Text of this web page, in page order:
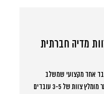
מדיה חברתית
אחד מקצועי שמשלב
מספר תפקידים. לחברות גדולות יותר מומלץ צוות של 3-5 עובדים